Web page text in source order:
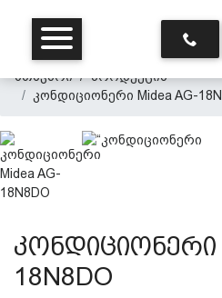
მთავარი
ჩვენ შესახებ
მთავარი
პროდუქცია
კონდიციონერი Midea AG-
კონდიციონერი
18N8DO